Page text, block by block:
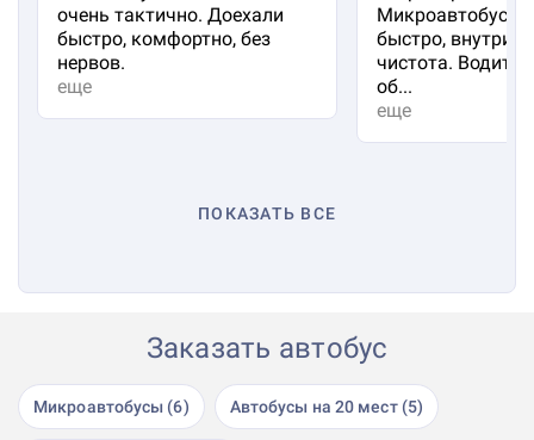
очень тактично. Доехали
быстро, комфортно, без
нервов.
еще
Микроавтобус
быстро, внутри
чистота.
об...
еще
ПОКАЗАТЬ ВСЕ
Заказать автобус
Микроавтобусы (6) Автобусы на 20 мест (5)